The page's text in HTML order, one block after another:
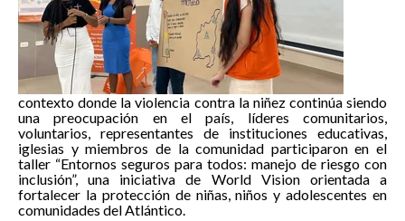
contexto donde la violencia contra la niñez continúa siendo
una preocupación en el país, líderes comunitarios,
voluntarios, representantes de instituciones educativas,
iglesias y miembros de la comunidad participaron en el
taller “Entornos seguros para todos: manejo de riesgo con
inclusión”, una iniciativa de World Vision orientada a
fortalecer la protección de niñas, niños y adolescentes en
comunidades del Atlántico.